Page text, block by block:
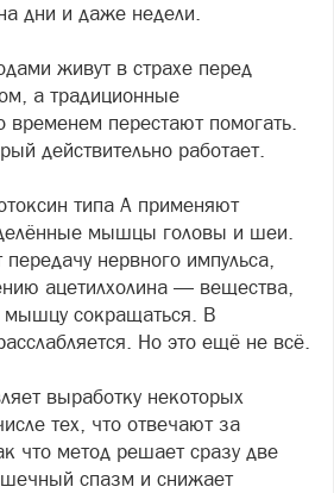
дни и даже недели.
живут в страхе перед
а традиционные
перестают помогать.
действительно работает.
типа А применяют
мышцы головы и шеи.
передачу нервного импульса,
ацетилхолина — вещества,
мышцу сокращаться. В
Но это ещё не всё.
выработку некоторых
тех, что отвечают за
что метод решает сразу две
спазм и снижает